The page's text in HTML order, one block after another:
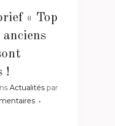
« Top
anciens
!
Actualités par